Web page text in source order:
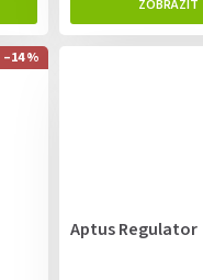
–14 %
Aptus Regulator